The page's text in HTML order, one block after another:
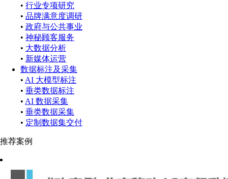
• 行业专项研究
• 品牌满意度调研
• 政府与公共事业
• 神秘顾客服务
• 大数据分析
• 新媒体运营
数据标注及采集
• AI 大模型标注
• 垂类数据标注
• AI 数据采集
• 垂类数据采集
• 定制数据集交付
推荐案例